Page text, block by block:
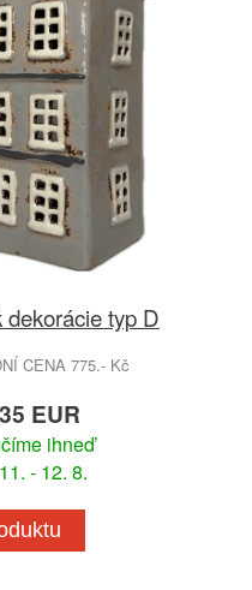
typ D
CENA 775.- Kč
EUR
ihneď
- 12. 8.